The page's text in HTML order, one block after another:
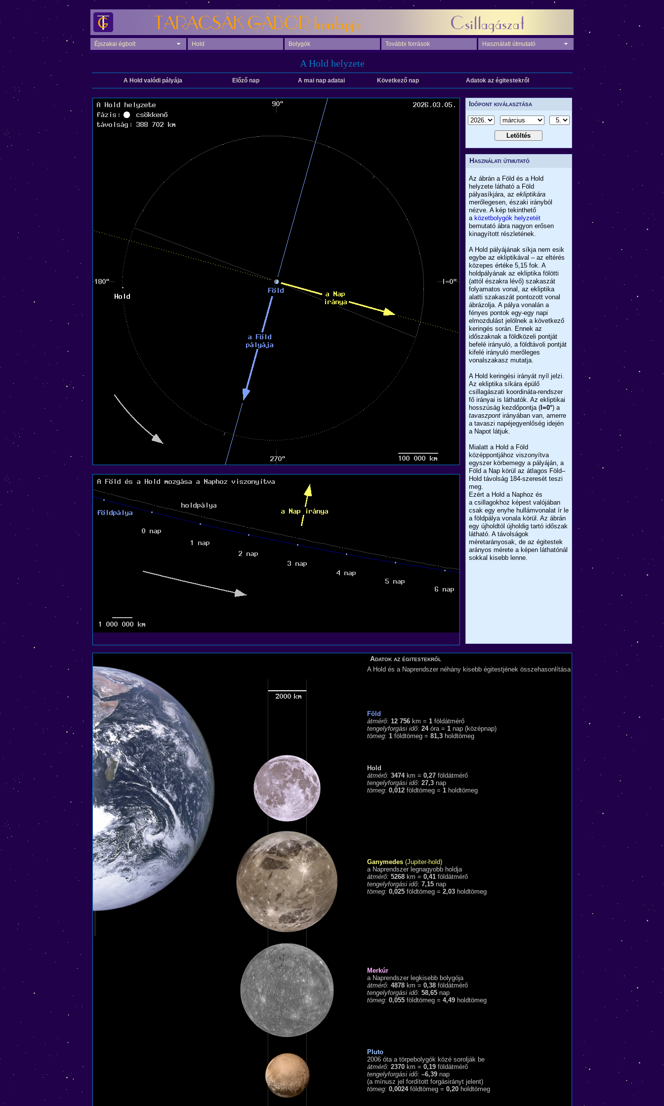
Éjszakai égbolt Hold Bolygók További források Használati útmutató
A Hold helyzete
A Hold valódi pályája Előző nap A mai nap adatai Következő nap Adatok az égitestekről
Időpont kiválasztása
Használati útmutató
Az ábrán a Föld és a Hold
helyzete látható a Föld
pályasíkjára, az ekliptikára
merőlegesen, északi irányból
nézve. A kép tekinthető
a közetbolygók helyzetét
bemutató ábra nagyon erősen
kinagyított részletének.
A Hold pályájának síkja nem esik
egybe az ekliptikával – az eltérés
közepes értéke 5,15 fok. A
holdpályának az ekliptika fölötti
(attól északra lévő) szakaszát
folyamatos vonal, az ekliptika
alatti szakaszát pontozott vonal
ábrázolja. A pálya vonalán a
fényes pontok egy-egy napi
elmozdulást jelölnek a következő
keringés során. Ennek az
időszaknak a földközeli pontját
befelé irányuló, a földtávoli pontját
kifelé irányuló merőleges
vonalszakasz mutatja.
A Hold keringési irányát nyíl jelzi.
Az ekliptika síkára épülő
csillagászati koordináta-rendszer
fő irányai is láthatók. Az ekliptikai
hosszúság kezdőpontja (l=0°) a
tavaszpontirányában van, amerre
a tavaszi napéjegyenlőség idején
a Napot látjuk.
Mialatt a Hold a Föld
középpontjához viszonyítva
egyszer körbemegy a pályáján, a
Föld a Nap körül az átlagos Föld–
Hold távolság 184-szeresét teszi
meg.
Ezért a Hold a Naphoz és
a csillagokhoz képest valójában
csak egy enyhe hullámvonalat ír le
a földpálya vonala körül. Az ábrán
egy újholdtól újholdig tartó időszak
látható. A távolságok
méretarányosak, de az égitestek
arányos mérete a képen láthatónál
sokkal kisebb lenne.
Adatok az égitestekről
A Hold és a Naprendszer néhány kisebb égitestjének összehasonlítása
Föld
átmérő: 12 756km = 1földátmérő
tengelyforgási idő: 24óra = 1nap (középnap)
tömeg: 1földtömeg = 81,3holdtömeg
Hold
átmérő: 3474km = 0,27földátmérő
tengelyforgási idő: 27,3nap
tömeg: 0,012földtömeg = 1holdtömeg
Ganymedes(Jupiter-hold)
a Naprendszer legnagyobb holdja
átmérő: 5268km = 0,41földátmérő
tengelyforgási idő: 7,15nap
tömeg: 0,025földtömeg = 2,03holdtömeg
Merkúr
a Naprendszer legkisebb bolygója
átmérő: 4878km = 0,38földátmérő
tengelyforgási idő: 58,65nap
tömeg: 0,055földtömeg = 4,49holdtömeg
Pluto
2006 óta a törpebolygók közé sorolják be
átmérő: 2370km = 0,19földátmérő
tengelyforgási idő: –6,39nap
(a mínusz jel fordított forgásirányt jelent)
tömeg: 0,0024földtömeg = 0,20holdtömeg